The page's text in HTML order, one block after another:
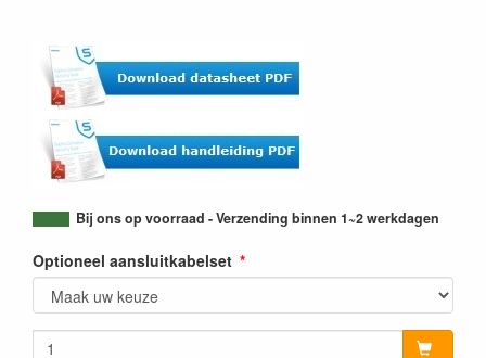
Bij ons op voorraad - Verzending binnen 1~2 werkdagen
Optioneel aansluitkabelset